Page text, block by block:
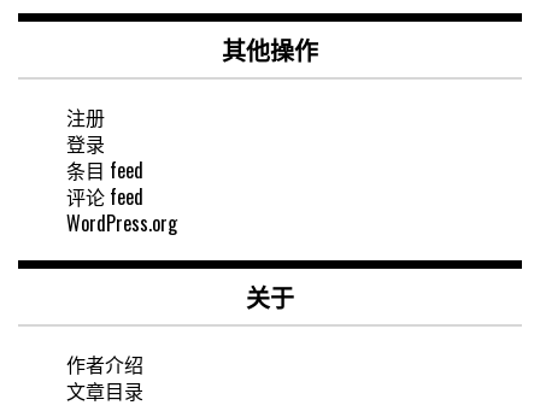
其他操作
注册
登录
条目 feed
评论 feed
WordPress.org
关于
作者介绍
文章目录